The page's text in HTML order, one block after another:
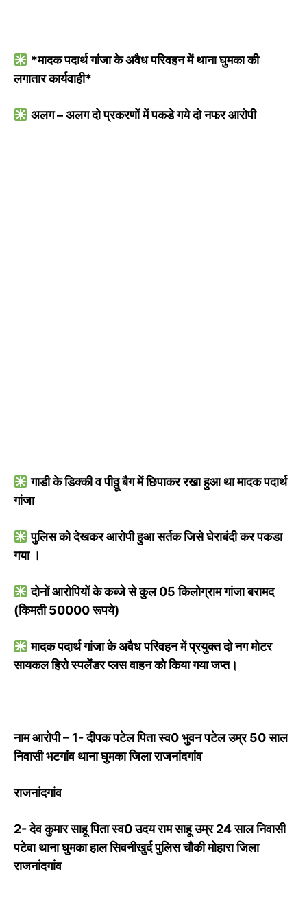
*मादक पदार्थ गांजा के अवैध परिवहन में थाना घुमका की
लगातार कार्यवाही*
अलग – अलग दो प्रकरणों में पकडे गये दो नफर आरोपी
गाडी के डिक्की व पीठ्ठू बैग में छिपाकर रखा हुआ था मादक पदार्थ
गांजा
पुलिस को देखकर आरोपी हुआ सर्तक जिसे घेराबंदी कर पकडा
गया ।
दोनों आरोपियों के कब्जे से कुल 05 किलोग्राम गांजा बरामद
(किमती 50000 रूपये)
मादक पदार्थ गांजा के अवैध परिवहन में प्रयुक्त दो नग मोटर
सायकल हिरो स्पलेंडर प्लस वाहन को किया गया जप्त।
नाम आरोपी – 1- दीपक पटेल पिता स्व0 भुवन पटेल उम्र 50 साल
निवासी भटगांव थाना घुमका जिला राजनांदगांव
राजनांदगांव
2- देव कुमार साहू पिता स्व0 उदय राम साहू उम्र 24 साल निवासी
पटेवा थाना घुमका हाल सिवनीखुर्द पुलिस चौकी मोहारा जिला
राजनांदगांव